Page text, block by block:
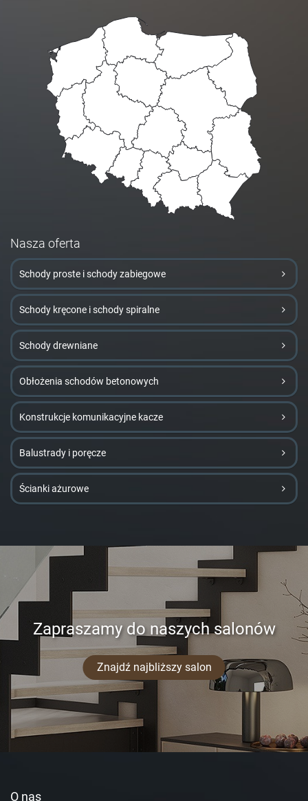
Nasza oferta
Schody proste i schody zabiegowe
Schody kręcone i schody spiralne
Schody drewniane
Obłożenia schodów betonowych
Konstrukcje komunikacyjne kacze
Balustrady i poręcze
Ścianki ażurowe
Zapraszamy do naszych salonów
Znajdź najbliższy salon
O nas